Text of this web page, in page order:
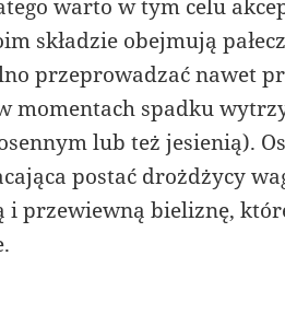
warto w tym celu
składzie obejmują
przeprowadzać nawet
momentach spadku
lub też jesienią).
postać drożdżycy
i przewiewną bieliznę,